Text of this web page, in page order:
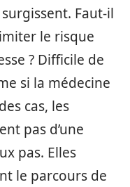
Faut-il
le risque
? Difficile de
si la médecine
cas, les
pas d’une
pas. Elles
le parcours de